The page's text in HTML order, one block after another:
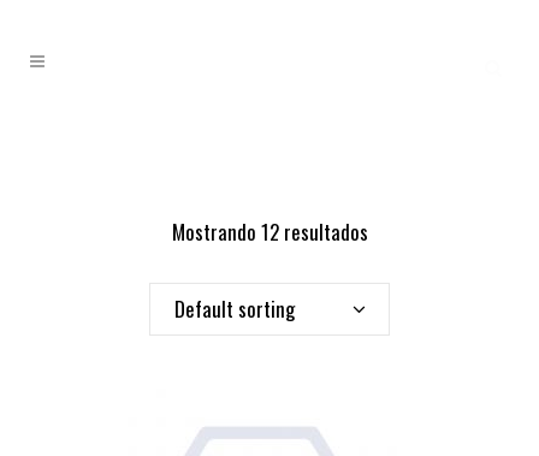
Mostrando 12 resultados
Default sorting